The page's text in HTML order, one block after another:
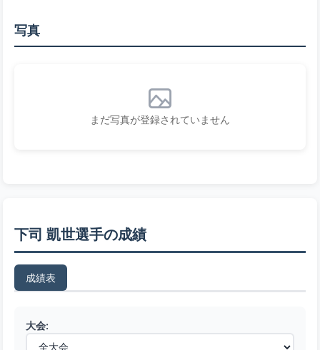
写真
まだ写真が登録されていません
下司 凱世選手の成績
成績表
大会: